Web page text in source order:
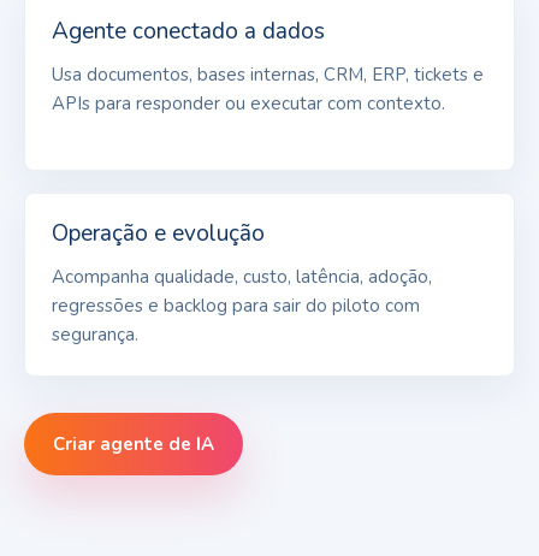
Agente conectado a dados
Usa documentos, bases internas, CRM, ERP, tickets e
APIs para responder ou executar com contexto.
Operação e evolução
Acompanha qualidade, custo, latência, adoção,
regressões e backlog para sair do piloto com
segurança.
Criar agente de IA